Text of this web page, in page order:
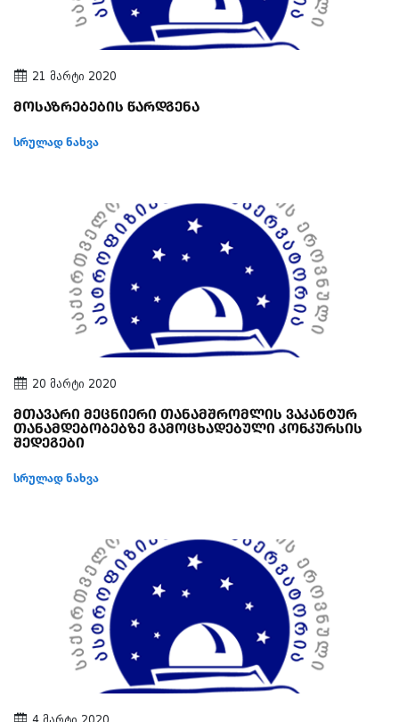
21 მარტი 2020
მოსაზრებების წარდგენა
სრულად ნახვა
20 მარტი 2020
მთავარი მეცნიერი თანამშრომლის ვაკანტურ
თანამდებობებზე გამოცხადებული კონკურსის
შედეგები
სრულად ნახვა